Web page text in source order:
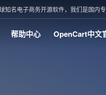
知名电子商务开源软件，我们是国内
帮助中心 OpenCart中文